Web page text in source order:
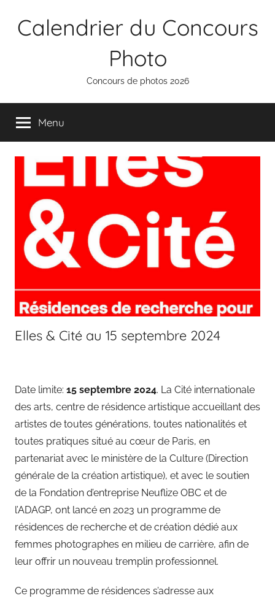
Calendrier du Concours
Photo
Concours de photos 2026
Menu
Elles & Cité au 15 septembre 2024
Date limite: 15 septembre 2024. La Cité internationale
des arts, centre de résidence artistique accueillant des
artistes de toutes générations, toutes nationalités et
toutes pratiques situé au cœur de Paris, en
partenariat avec le ministère de la Culture (Direction
générale de la création artistique), et avec le soutien
de la Fondation d’entreprise Neuflize OBC et de
l’ADAGP, ont lancé en 2023 un programme de
résidences de recherche et de création dédié aux
femmes photographes en milieu de carrière, afin de
leur offrir un nouveau tremplin professionnel.
Ce programme de résidences s’adresse aux